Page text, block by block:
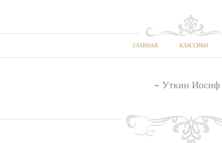
ГЛАВНАЯ КЛАССИКИ
~ Уткин Иосиф